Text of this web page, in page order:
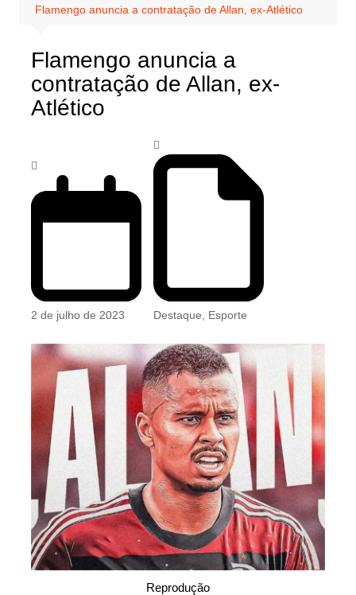
Flamengo anuncia a contratação de Allan, ex-Atlético
Flamengo anuncia a
contratação de Allan, ex-
Atlético
2 de julho de 2023 Destaque, Esporte
Reprodução